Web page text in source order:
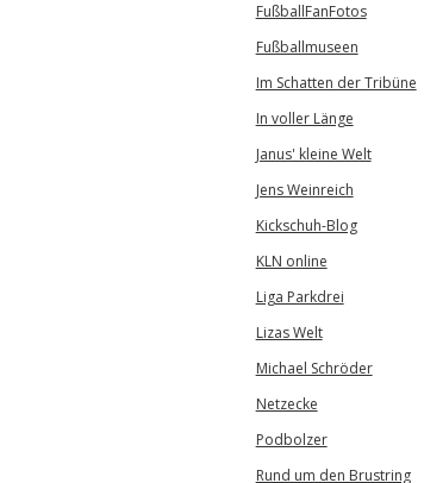
FußballFanFotos
Fußballmuseen
Im Schatten der Tribüne
In voller Länge
Janus' kleine Welt
Jens Weinreich
Kickschuh-Blog
KLN online
Liga Parkdrei
Lizas Welt
Michael Schröder
Netzecke
Podbolzer
Rund um den Brustring